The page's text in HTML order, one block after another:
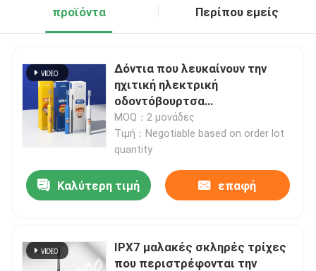
προϊόντα Περίπου εμείς
Δόντια που λευκαίνουν την
ηχιτική ηλεκτρική
οδοντόβουρτσα
επανακαταλογηστέο
αδιάβροχο IPX7
MOQ：2 μονάδες
Τιμή：Negotiable based on order lot
quantity
Καλύτερη τιμή επαφή
IPX7 μαλακές σκληρές τρίχες
που περιστρέφονται την